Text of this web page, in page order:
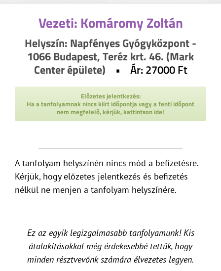
Vezeti: Komáromy Zoltán
Helyszín: Napfényes Gyógyközpont -
1066 Budapest, Teréz krt. 46. (Mark
Center épülete) • Ár: 27000 Ft
Előzetes jelentkezés:
Ha a tanfolyamnak nincs kiírt időpontja vagy a fenti időpont
nem megfelelő, kérjük, kattintson ide!
A tanfolyam helyszínén nincs mód a befizetésre.
Kérjük, hogy előzetes jelentkezés és befizetés
nélkül ne menjen a tanfolyam helyszínére.
Ez az egyik legizgalmasabb tanfolyamunk! Kis
átalakításokkal még érdekesebbé tettük, hogy
minden résztvevőnk számára élvezetes legyen.